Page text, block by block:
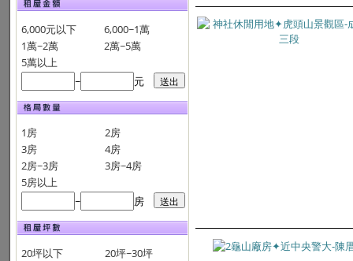
6,000元以下
6,000~1萬
1萬~2萬
2萬~5萬
5萬以上
~
元
1房
2房
3房
4房
2房~3房
3房~4房
5房以上
~
房
20坪以下
20坪~30坪